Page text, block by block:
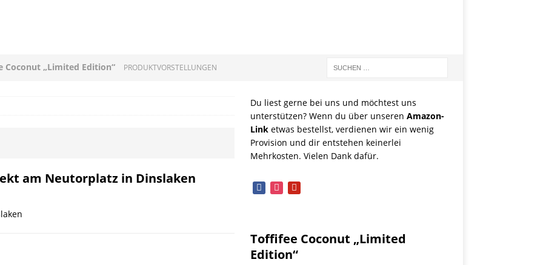
Coconut „Limited Edition“ PRODUKTVORSTELLUNGEN
am Neutorplatz in Dinslaken
Du liest gerne bei uns und möchtest uns
unterstützen? Wenn du über unseren Amazon-
Linketwas bestellst, verdienen wir ein wenig
Provision und dir entstehen keinerlei
Mehrkosten. Vielen Dank dafür.
facebookinstagram
pinterest
Toffifee Coconut „Limited
Edition“